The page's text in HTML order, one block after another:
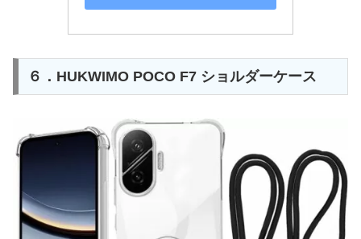
６．HUKWIMO POCO F7 ショルダーケース